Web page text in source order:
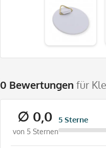
0 Bewertungen für
∅ 0,0
von 5 Sternen
5 Sterne